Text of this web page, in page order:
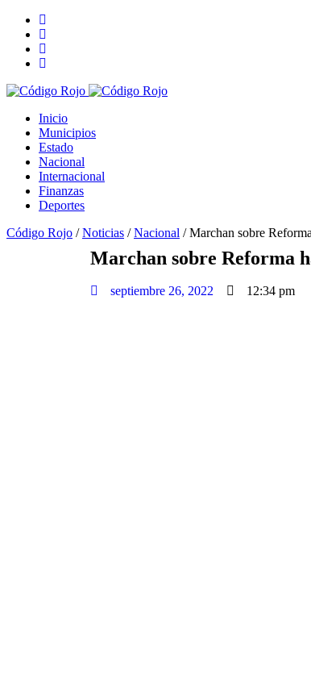
Inicio
Municipios
Estado
Nacional
Internacional
Finanzas
Deportes
Código Rojo /Noticias /Nacional /Marchan sobre
Marchan sobre Reforma
septiembre 26, 2022 12:34 pm